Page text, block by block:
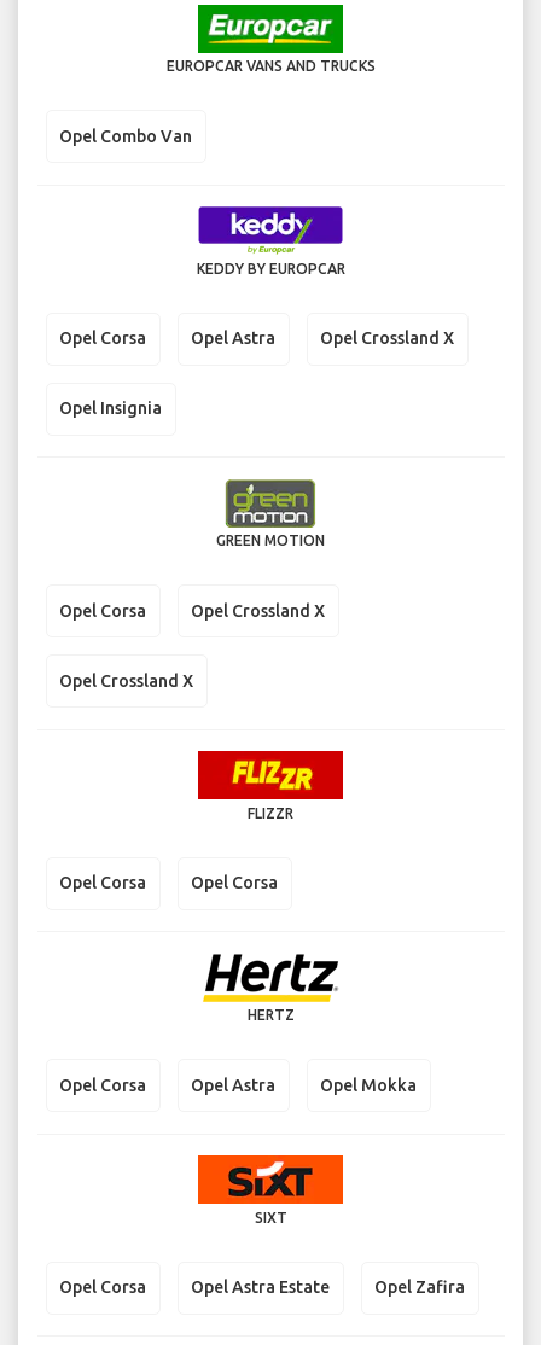
EUROPCAR VANS AND TRUCKS
Opel Combo Van
KEDDY BY EUROPCAR
Opel Corsa Opel Astra Opel Crossland X
Opel Insignia
GREEN MOTION
Opel Corsa Opel Crossland X
Opel Crossland X
FLIZZR
Opel Corsa Opel Corsa
HERTZ
Opel Corsa Opel Astra Opel Mokka
SIXT
Opel Corsa Opel Astra Estate Opel Zafira